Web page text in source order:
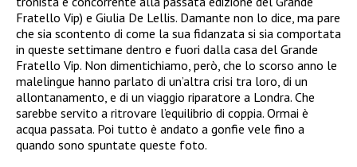
Fratello Vip) e Giulia De Lellis. Damante non lo dice, ma pare
che sia scontento di come la sua fidanzata si sia comportata
in queste settimane dentro e fuori dalla casa del Grande
Fratello Vip. Non dimentichiamo, però, che lo scorso anno le
malelingue hanno parlato di un’altra crisi tra loro, di un
allontanamento, e di un viaggio riparatore a Londra. Che
sarebbe servito a ritrovare l’equilibrio di coppia. Ormai è
acqua passata. Poi tutto è andato a gonfie vele fino a
quando sono spuntate queste foto.